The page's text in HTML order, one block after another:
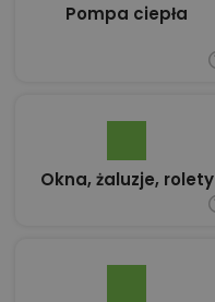
Pompa ciepła
Okna, żaluzje, rolety